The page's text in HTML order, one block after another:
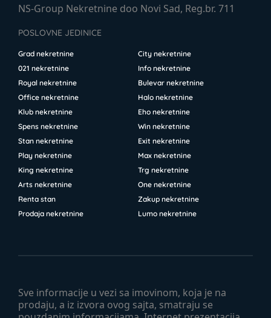
Sve informacije u vezi sa imovinom, koja je na
prodaju, a iz izvora ovog sajta, smatraju se
NS-Group Nekretnine doo Novi Sad, Reg.br. 711
POSLOVNE JEDINICE
Grad nekretnine
City nekretnine
021 nekretnine
Info nekretnine
Royal nekretnine
Bulevar nekretnine
Office nekretnine
Halo nekretnine
Klub nekretnine
Eho nekretnine
Spens nekretnine
Win nekretnine
Stan nekretnine
Exit nekretnine
Play nekretnine
Max nekretnine
King nekretnine
Trg nekretnine
Arts nekretnine
One nekretnine
Renta stan
Zakup nekretnine
Prodaja nekretnine
Lumo nekretnine